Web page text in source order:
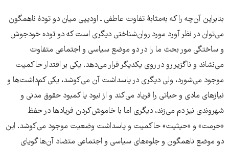
بنابراین آن‌چه را که به‌مثابۀ تفاوت عاطفی ـ اودیپی میان دو تودۀ ناهمگون
می‌توان در نظر آورد مورد روان‌شناختی دیگری است که دو توده خودجوش
و ساختگی مور بحث ما را در دو موضع سیاسی و اجتماعی متفاوت
می‌نشاند و ناگزیر رو در روی یکدیگر قرار می‌دهد. یکی بر اقتدار حاکمیت
موجود می‌شورد، ولی دیگری در پاسداشت آن می‌کوشد، یکی کم‌داشت‌ها و
نیازهای مادی و حیاتی را فریاد می‌کند و از نبود یا کمبود حقوق مدنی و
شهروندی نیز دم می‌زند، دیگری اما با خاموش‌کردن فریادها در حفظ
«حرمت» و «حیثیت» حاکمیت و پاسداشت وضعیت موجود می‌کوشد. این
دو موضع ناهمگون و جلوه‌های سیاسی و اجتماعی متضاد آن‌ها گویای